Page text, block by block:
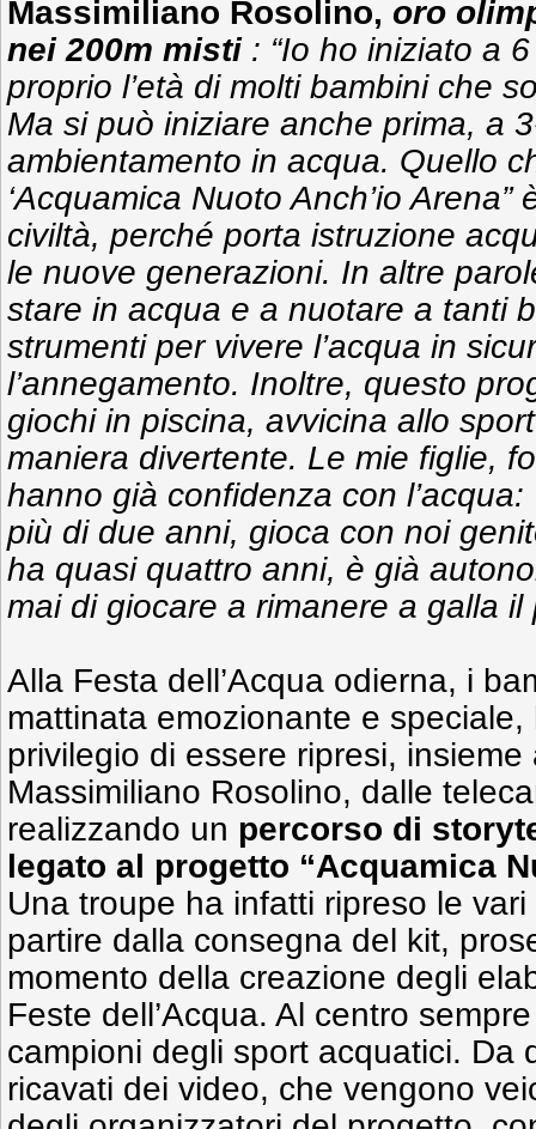
Massimiliano Rosolino, oro
nei 200m misti : “Io ho iniziato a
proprio l’età di molti bambini che
Ma si può iniziare anche prima, a
ambientamento in acqua. Quello
‘Acquamica Nuoto Anch’io
civiltà, perché porta istruzione
le nuove generazioni. In altre
stare in acqua e a nuotare a tanti
strumenti per vivere l’acqua in
l’annegamento. Inoltre, questo
giochi in piscina, avvicina allo
maniera divertente. Le mie figlie,
hanno già confidenza con
più di due anni, gioca con noi
ha quasi quattro anni, è già
mai di giocare a rimanere a galla il
Alla Festa dell’Acqua odierna, i
mattinata emozionante e
privilegio di essere ripresi, insieme
Massimiliano Rosolino, dalle
realizzando un percorso di
legato al progetto “Acquamica
Una troupe ha infatti ripreso le
partire dalla consegna del kit,
momento della creazione degli
Feste dell’Acqua. Al centro
campioni degli sport acquatici. Da
ricavati dei video, che vengono